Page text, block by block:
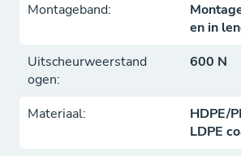
Montageband:
en in
Uitscheurweerstand
ogen:
600 N
Materiaal:
HDPE/
LDPE